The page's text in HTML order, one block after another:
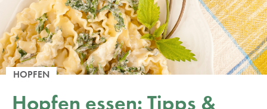
HOPFEN
Hopfen essen: Tipps &